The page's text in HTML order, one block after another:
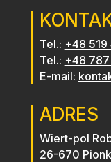
Tel.: +48 519
Tel.: +48
E-mail:
ADRES
Wiert-pol
26-670